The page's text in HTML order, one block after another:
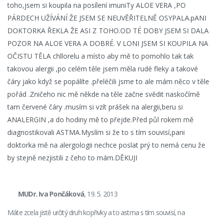
toho,jsem si koupila na posílení imuniTy ALOE VERA ,PO
PÁRDECH UŽÍVÁNÍ ŽE JSEM SE NEUVĚŘITELNĚ OSYPALA.pANI
DOKTORKA ŘEKLA ŽE ASI Z TOHO.OD TÉ DOBY JSEM SI DALA
POZOR NA ALOE VERA A DOBRÉ. V LONI JSEM SI KOUPILA NA
OČISTU TĚLA chllorelu a místo aby mě to pomohlo tak tak
takovou alergii ,po celém těle jsem měla rudé fleky a takové
čáry jako když se popálíte .přeléčili jsme to ale mám něco v těle
pořád .Zničeho nic mě někde na těle začne svědit naskočímě
tam červené čáry .musím si vzít prášek na alergii,beru si
ANALERGIN ,a do hodiny mě to přejde.Před půl rokem mě
diagnostikovali ASTMA.Myslím si že to s tím souvisí,pani
doktorka mě na alergologii nechce poslat prý to nemá cenu že
by stejně nezjistili z čeho to mám.DĚKUJI
MUDr. Iva Pončáková, 19. 5. 2013
Máte zcela jistě určitý druh kopřivky a to astma s tím souvisí, na